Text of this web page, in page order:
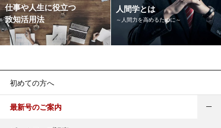
仕事や人生に役立つ
致知活用法
人間学とは
～人間力を高めるために～
初めての方へ
最新号のご案内